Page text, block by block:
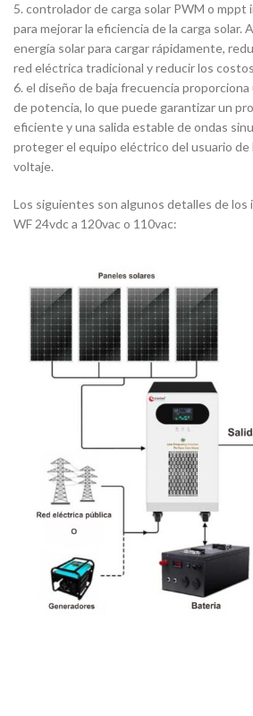
5. controlador de carga solar PWM o mppt
para mejorar la eficiencia de la carga solar.
energía solar para cargar rápidamente,
red eléctrica tradicional y reducir los
6. el diseño de baja frecuencia
de potencia, lo que puede garantizar un
eficiente y una salida estable de ondas
proteger el equipo eléctrico del usuario
voltaje.
Los siguientes son algunos detalles de los
WF 24vdc a 120vac o 110vac: